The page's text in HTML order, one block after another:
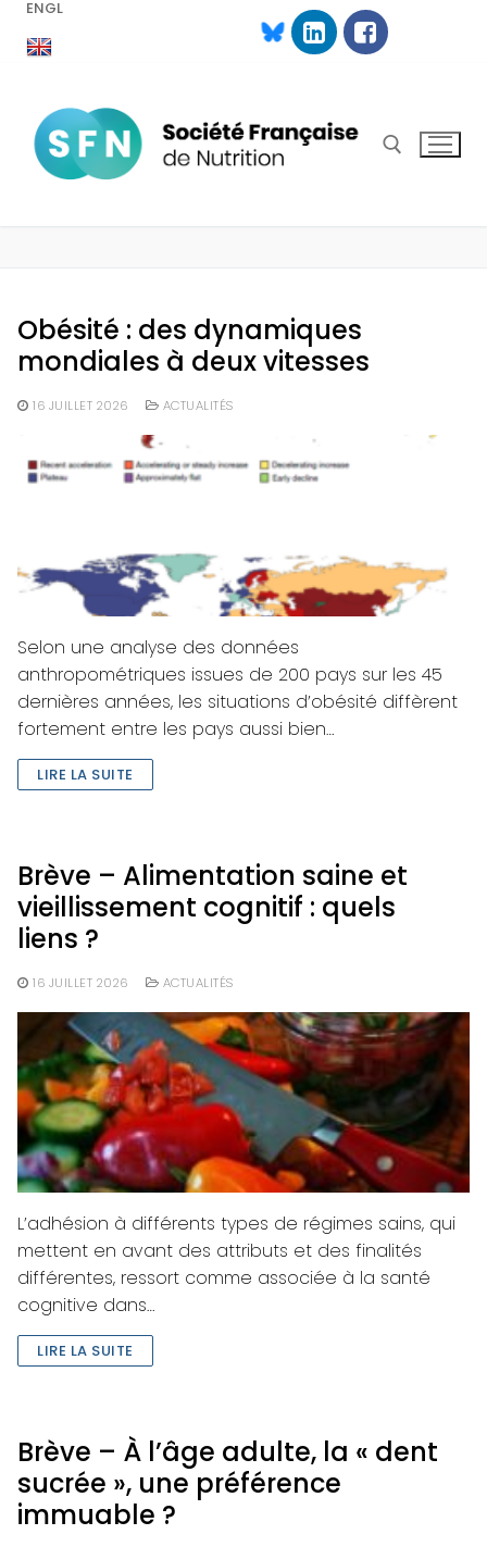
AllerENGL
Obésité : des dynamiques
mondiales à deux vitesses
16 JUILLET 2026 ACTUALITÉS
Selon une analyse des données
anthropométriques issues de 200 pays sur les 45
dernières années, les situations d’obésité diffèrent
fortement entre les pays aussi bien…
LIRE LA SUITE
Brève – Alimentation saine et
vieillissement cognitif : quels
liens ?
16 JUILLET 2026 ACTUALITÉS
L’adhésion à différents types de régimes sains, qui
mettent en avant des attributs et des finalités
différentes, ressort comme associée à la santé
cognitive dans…
LIRE LA SUITE
Brève – À l’âge adulte, la « dent
sucrée », une préférence
immuable ?